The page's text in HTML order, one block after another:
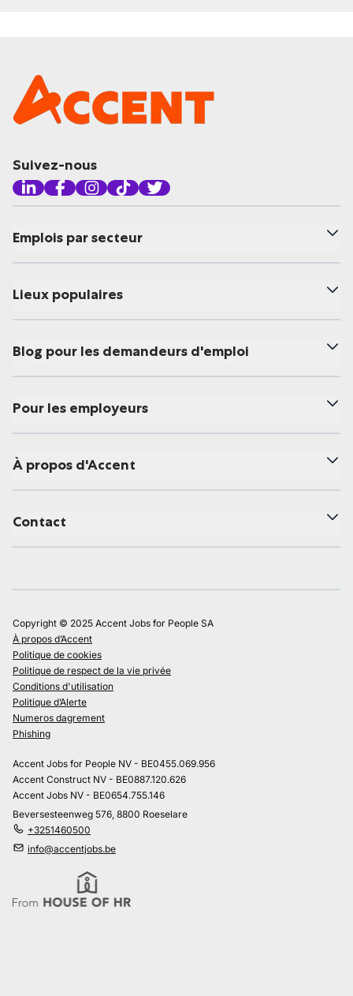
Suivez-nous
Emplois par secteur
Lieux populaires
Blog pour les demandeurs d'emploi
Pour les employeurs
À propos d'Accent
Contact
Copyright © 2025 Accent Jobs for People SA
À propos d’Accent
Politique de cookies
Politique de respect de la vie privée
Conditions d'utilisation
Politique d’Alerte
Numeros dagrement
Phishing
Accent Jobs for People NV - BE0455.069.956
Accent Construct NV - BE0887.120.626
Accent Jobs NV - BE0654.755.146
Beversesteenweg 576, 8800 Roeselare
+3251460500
info@accentjobs.be